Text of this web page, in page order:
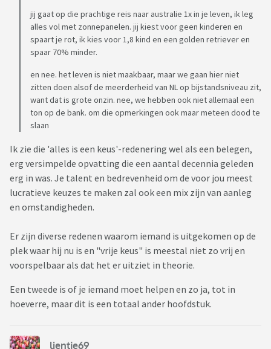
jij gaat op die prachtige reis naar australie 1x in je leven, ik leg
alles vol met zonnepanelen. jij kiest voor geen kinderen en
spaart je rot, ik kies voor 1,8 kind en een golden retriever en
spaar 70% minder.
en nee. het leven is niet maakbaar, maar we gaan hier niet
zitten doen alsof de meerderheid van NL op bijstandsniveau zit,
want dat is grote onzin. nee, we hebben ook niet allemaal een
ton op de bank. om die opmerkingen ook maar meteen dood te
slaan
Ik zie die 'alles is een keus'-redenering wel als een belegen,
erg versimpelde opvatting die een aantal decennia geleden
erg in was. Je talent en bedrevenheid om de voor jou meest
lucratieve keuzes te maken zal ook een mix zijn van aanleg
en omstandigheden.
Er zijn diverse redenen waarom iemand is uitgekomen op de
plek waar hij nu is en "vrije keus" is meestal niet zo vrij en
voorspelbaar als dat het er uitziet in theorie.
Een tweede is of je iemand moet helpen en zo ja, tot in
hoeverre, maar dit is een totaal ander hoofdstuk.
lientje69